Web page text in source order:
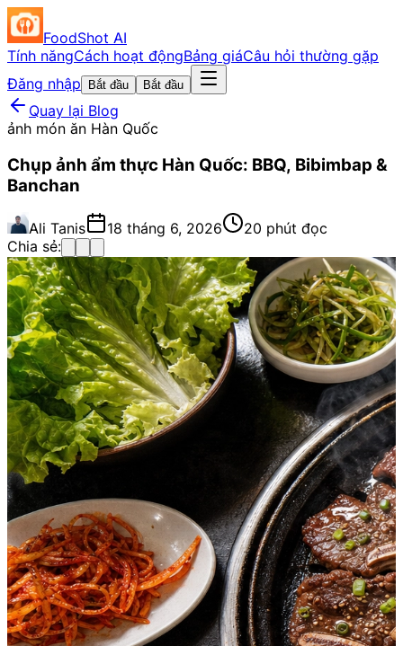
FoodShot AI
Tính năngCách hoạt độngBảng giáCâu hỏi thường gặp
Đăng nhập
Bắt đầu Bắt đầu
Quay lại Blog
ảnh món ăn Hàn Quốc
Chụp ảnh ẩm thực Hàn Quốc: BBQ, Bibimbap &
Banchan
Ali Tanis 18 tháng 6, 2026
20 phút đọc
Chia sẻ: